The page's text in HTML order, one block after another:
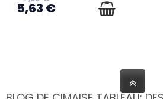
5,63 €